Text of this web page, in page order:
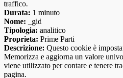
traffico.
Durata: 1 minuto
Nome: _gid
Tipologia: analitico
Proprieta: Prime Parti
Descrizione: Questo cookie è
Memorizza e aggiorna un valore
viene utilizzato per contare e tenere
pagina.